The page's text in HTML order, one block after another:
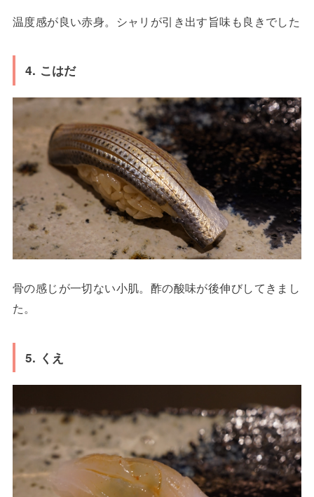
温度感が良い赤身。シャリが引き出す旨味も良きでした
4. こはだ
骨の感じが一切ない小肌。酢の酸味が後伸びしてきまし
た。
5. くえ